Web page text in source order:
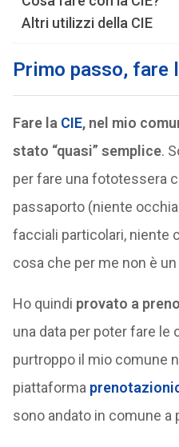
Altri utilizzi della CIE
Primo passo, fare
Fare la CIE, nel mio
stato “quasi” semplice.
per fare una fototessera
passaporto (niente
facciali particolari, niente
cosa che per me non è
Ho quindi provato a
una data per poter fare le
purtroppo il mio comune
piattaforma
sono andato in comune a